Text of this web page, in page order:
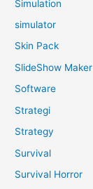
Simulation
simulator
Skin Pack
SlideShow Maker
Software
Strategi
Strategy
Survival
Survival Horror